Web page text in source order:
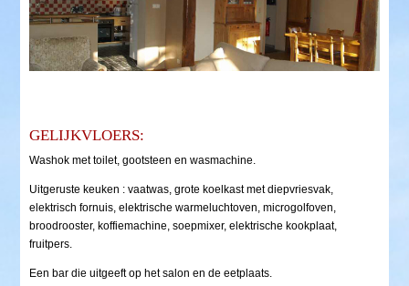
Wandelingen
Evenementen
Enkele video’s
GELIJKVLOERS:
Washok met toilet, gootsteen en wasmachine.
Uitgeruste keuken : vaatwas, grote koelkast met diepvriesvak,
elektrisch fornuis, elektrische warmeluchtoven, microgolfoven,
broodrooster, koffiemachine, soepmixer, elektrische kookplaat,
fruitpers.
Een bar die uitgeeft op het salon en de eetplaats.